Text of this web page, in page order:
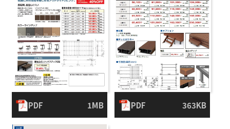
PDF 1MB PDF 363KB